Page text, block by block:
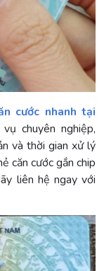
cước nhanh tại
chuyên nghiệp,
và thời gian xử lý
căn cước gắn chip
liên hệ ngay với